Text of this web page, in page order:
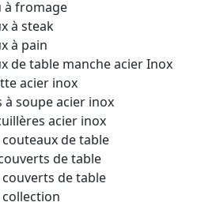
à fromage
à steak
à pain
de table manche acier Inox
acier inox
à soupe acier inox
acier inox
de table
de table
couverts de table